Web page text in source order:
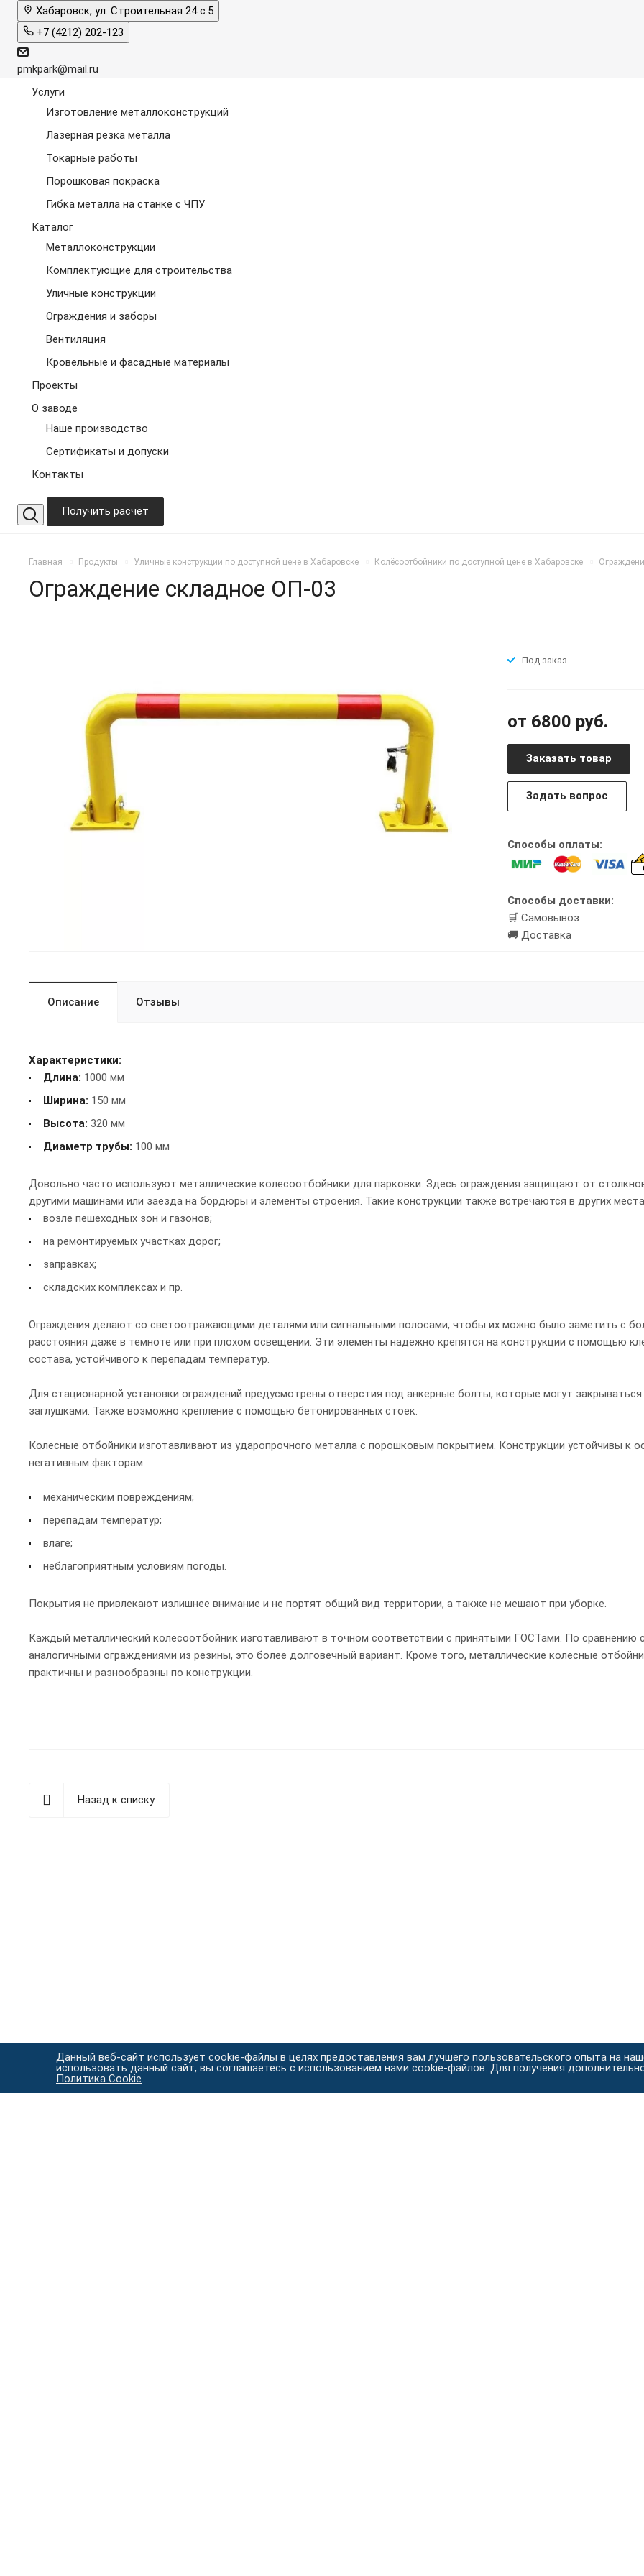
Хабаровск, ул. Строительная 24 с.5
+7 (4212) 202-123
pmkpark@mail.ru
Услуги
Изготовление металлоконструкций
Лазерная резка металла
Токарные работы
Порошковая покраска
Гибка металла на станке с ЧПУ
Каталог
Металлоконструкции
Комплектующие для строительства
Уличные конструкции
Ограждения и заборы
Вентиляция
Кровельные и фасадные материалы
Проекты
О заводе
Наше производство
Сертификаты и допуски
Контакты
Получить расчёт
Главная Продукты Уличные конструкции по доступной цене в Хабаровске Колёсоотбойники по доступной цене в Хабаровске
Ограждение складное ОП-03
Под заказ
от 6800 руб.
Заказать товар
Задать вопрос
Способы оплаты:
Способы доставки:
🛒 Самовывоз
🚚 Доставка
Описание Отзывы
Характеристики:
Длина: 1000 мм
Ширина: 150 мм
Высота: 320 мм
Диаметр трубы: 100 мм
Довольно часто используют металлические колесоотбойники для парковки. Здесь ограждения защищают от
другими машинами или заезда на бордюры и элементы строения. Такие конструкции также встречаются в других
возле пешеходных зон и газонов;
на ремонтируемых участках дорог;
заправках;
складских комплексах и пр.
Ограждения делают со светоотражающими деталями или сигнальными полосами, чтобы их можно было заметить с
расстояния даже в темноте или при плохом освещении. Эти элементы надежно крепятся на конструкции с помощью
состава, устойчивого к перепадам температур.
Для стационарной установки ограждений предусмотрены отверстия под анкерные болты, которые могут закрываться
заглушками. Также возможно крепление с помощью бетонированных стоек.
Колесные отбойники изготавливают из ударопрочного металла с порошковым покрытием. Конструкции устойчивы к
негативным факторам:
механическим повреждениям;
перепадам температур;
влаге;
неблагоприятным условиям погоды.
Покрытия не привлекают излишнее внимание и не портят общий вид территории, а также не мешают при уборке.
Каждый металлический колесоотбойник изготавливают в точном соответствии с принятыми ГОСТами. По сравнению с
аналогичными ограждениями из резины, это более долговечный вариант. Кроме того, металлические колесные
практичны и разнообразны по конструкции.
Назад к списку
Данный веб-сайт использует cookie-файлы в целях предоставления вам лучшего пользовательского опыта на
использовать данный сайт, вы соглашаетесь с использованием нами cookie-файлов. Для получения
Политика Cookie.